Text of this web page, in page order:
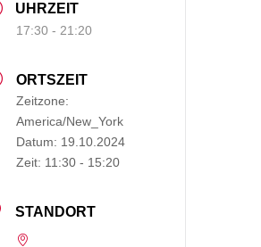
UHRZEIT
17:30 - 21:20
ORTSZEIT
Zeitzone:
America/New_York
Datum: 19.10.2024
Zeit: 11:30 - 15:20
STANDORT